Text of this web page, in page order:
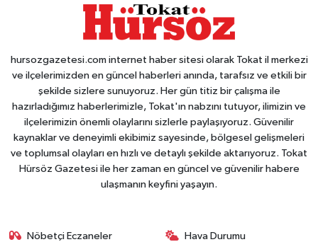
hursozgazetesi.com internet haber sitesi olarak Tokat il merkezi
ve ilçelerimizden en güncel haberleri anında, tarafsız ve etkili bir
şekilde sizlere sunuyoruz. Her gün titiz bir çalışma ile
hazırladığımız haberlerimizle, Tokat'ın nabzını tutuyor, ilimizin ve
ilçelerimizin önemli olaylarını sizlerle paylaşıyoruz. Güvenilir
kaynaklar ve deneyimli ekibimiz sayesinde, bölgesel gelişmeleri
ve toplumsal olayları en hızlı ve detaylı şekilde aktarıyoruz. Tokat
Hürsöz Gazetesi ile her zaman en güncel ve güvenilir habere
ulaşmanın keyfini yaşayın.
Nöbetçi Eczaneler Hava Durumu